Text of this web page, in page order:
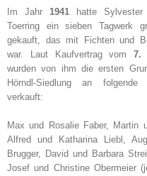
Im Jahr 1941
hatte
Toerring ein sieben Tagwerk
gekauft, das mit Fichten und
war. Laut Kaufvertrag vom7.
wurden von ihm die ersten
Hörndl-Siedlung an folgende
verkauft:
Max und Rosalie Faber, Martin
Alfred und Katharina Liebl,
Brugger, David und Barbara
Josef und Christine Obermeier